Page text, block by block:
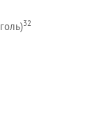
32